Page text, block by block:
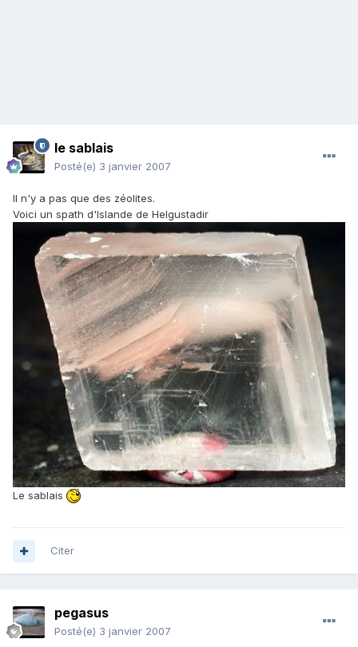
le sablais
Posté(e) 3 janvier 2007
Il n'y a pas que des zéolites.
Voici un spath d'Islande de Helgustadir
Le sablais
Citer
pegasus
Posté(e) 3 janvier 2007